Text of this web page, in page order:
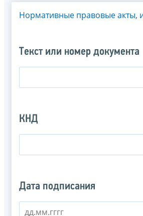
Нормативные правовые акты,
Текст или номер документа
КНД
Дата подписания